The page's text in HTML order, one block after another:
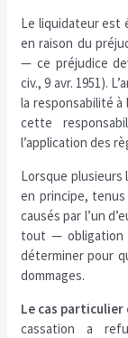
Le liquidateur est
en raison du
— ce préjudice
civ., 9 avr. 1951).
la responsabilité à
cette
l’application des
Lorsque
en principe,
causés par l’un
tout — obligation
déterminer pour
dommages.
Le cas
cassation a